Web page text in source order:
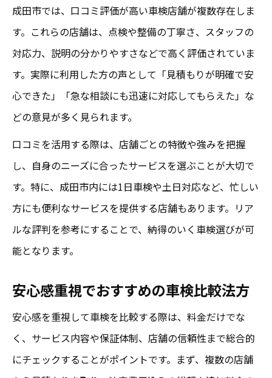
成田市で信頼される安心車検の特徴
成田市では、口コミ評価が高い車検店舗が複数存在しま
す。これらの店舗は、点検や整備の丁寧さ、スタッフの
対応力、説明の分かりやすさなどで高く評価されていま
す。実際に利用した方の声として「見積もりが明確で安
心できた」「急な相談にも迅速に対応してもらえた」な
どの意見が多く見られます。
口コミを活用する際は、店舗ごとの特徴や強みを把握
し、自身のニーズに合ったサービスを選ぶことが大切で
す。特に、成田市内には1日車検や土日対応など、忙しい
方にも便利なサービスを提供する店舗もあります。リア
ルな評判を参考にすることで、納得のいく車検選びが可
能となります。
安心感重視でおすすめの車検比較法方
安心感を重視して車検を比較する際は、料金だけでな
く、サービス内容や保証体制、店舗の信頼性まで総合的
にチェックすることがポイントです。まず、複数の店舗